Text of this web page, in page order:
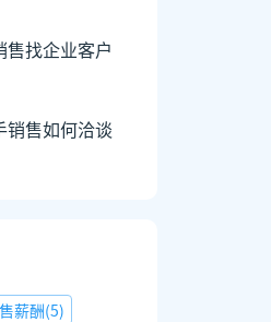
找企业客户
销售如何洽谈
薪酬(5)